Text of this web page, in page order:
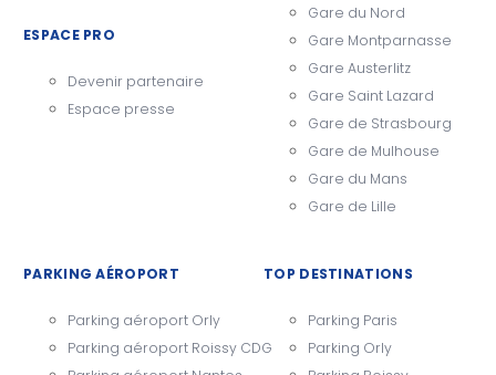
ESPACE PRO
Devenir partenaire
Espace presse
Gare du Nord
Gare Montparnasse
Gare Austerlitz
Gare Saint Lazard
Gare de Strasbourg
Gare de Mulhouse
Gare du Mans
Gare de Lille
PARKING AÉROPORT
Parking aéroport Orly
Parking aéroport Roissy CDG
TOP DESTINATIONS
Parking Paris
Parking Orly